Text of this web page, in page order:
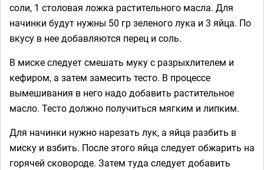
соли, 1 столовая ложка растительного масла. Для
начинки будут нужны 50 гр зеленого лука и 3 яйца. По
вкусу в нее добавляются перец и соль.
В миске следует смешать муку с разрыхлителем и
кефиром, а затем замесить тесто. В процессе
вымешивания в него надо добавить растительное
масло. Тесто должно получиться мягким и липким.
Для начинки нужно нарезать лук, а яйца разбить в
миску и взбить. После этого яйца следует обжарить на
горячей сковороде. Затем туда следует добавить